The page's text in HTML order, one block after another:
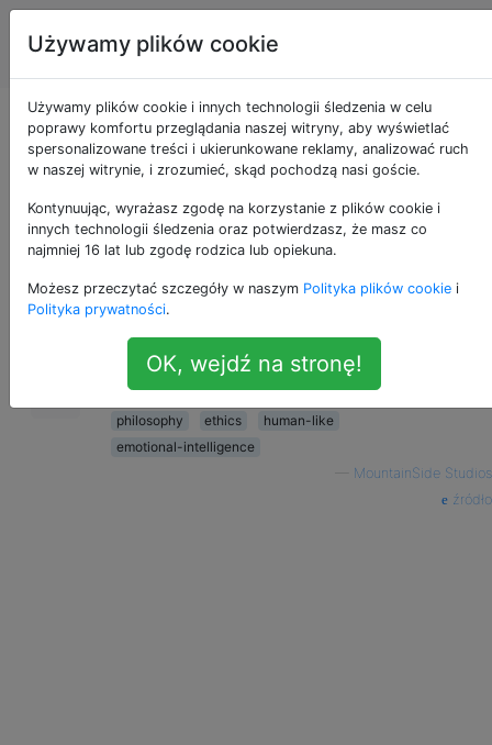
Sztuczna
inteligencja
Czy AI może
odczuwać emocje?
pierwszą humanoidalną sztuczną inteligencję
opartą na ludzkim mózgu, czy odczuwałaby
emocje? Jeśli nie, czy nadal miałby etykę i /
lub obyczaje?
philosophy ethics
human-like
emotional-intelligence
MountainSide Studios
źródło
Używamy plików cookie
Używamy plików cookie i innych technologii śledzenia w celu
poprawy komfortu przeglądania naszej witryny, aby wyświetlać
spersonalizowane treści i ukierunkowane reklamy, analizować ruch
w naszej witrynie, i zrozumieć, skąd pochodzą nasi goście.
Kontynuując, wyrażasz zgodę na korzystanie z plików cookie i
innych technologii śledzenia oraz potwierdzasz, że masz co
najmniej 16 lat lub zgodę rodzica lub opiekuna.
Możesz przeczytać szczegóły w naszym Polityka plików cookie i
Polityka prywatności.
OK, wejdź na stronę!